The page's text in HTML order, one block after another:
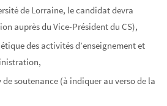
de Lorraine, le candidat devra
auprès du Vice-Président du CS),
des activités d’enseignement et
soutenance (à indiquer au verso de la